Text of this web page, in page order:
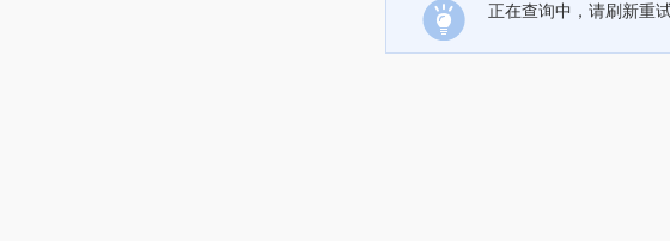
正在查询中，请刷新重